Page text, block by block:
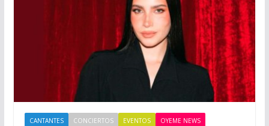
CANTANTES CONCIERTOS EVENTOS OYEME NEWS